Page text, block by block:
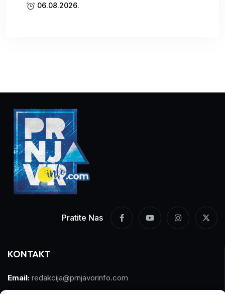
06.08.2026.
Pratite Nas
KONTAKT
Email: redakcija@prnjavorinfo.com